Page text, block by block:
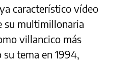
característico vídeo
su multimillonaria
villancico más
tema en 1994,